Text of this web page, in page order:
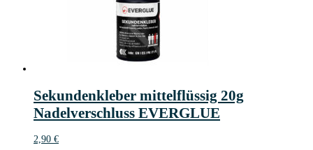
Sekundenkleber mittelflüssig 20g
Nadelverschluss EVERGLUE
2,90 €